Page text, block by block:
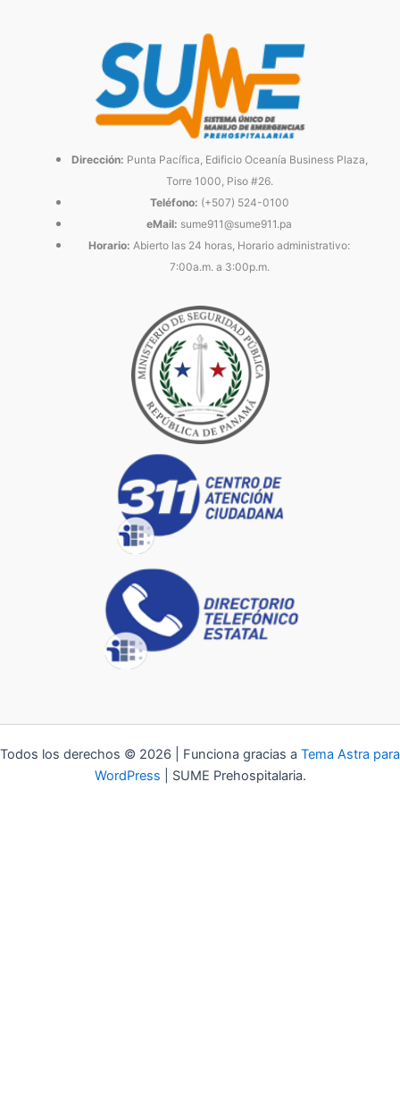
Dirección: Punta Pacífica, Edificio Oceanía Business Plaza,
Torre 1000, Piso #26.
Teléfono: (+507) 524-0100
eMail: sume911@sume911.pa
Horario: Abierto las 24 horas, Horario administrativo:
7:00a.m. a 3:00p.m.
Todos los derechos © 2026 | Funciona gracias a Tema Astra para
WordPress | SUME Prehospitalaria.